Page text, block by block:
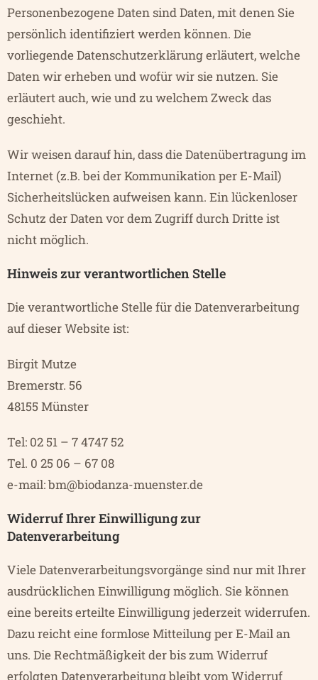
Personenbezogene Daten sind Daten, mit denen Sie
persönlich identifiziert werden können. Die
vorliegende Datenschutzerklärung erläutert, welche
Daten wir erheben und wofür wir sie nutzen. Sie
erläutert auch, wie und zu welchem Zweck das
geschieht.
Wir weisen darauf hin, dass die Datenübertragung im
Internet (z.B. bei der Kommunikation per E-Mail)
Sicherheitslücken aufweisen kann. Ein lückenloser
Schutz der Daten vor dem Zugriff durch Dritte ist
nicht möglich.
Hinweis zur verantwortlichen Stelle
Die verantwortliche Stelle für die Datenverarbeitung
auf dieser Website ist:
Birgit Mutze
Bremerstr. 56
48155 Münster
Tel: 02 51 – 7 4747 52
Tel. 0 25 06 – 67 08
e-mail:bm@biodanza-muenster.de
Widerruf Ihrer Einwilligung zur
Datenverarbeitung
Viele Datenverarbeitungsvorgänge sind nur mit Ihrer
ausdrücklichen Einwilligung möglich. Sie können
eine bereits erteilte Einwilligung jederzeit widerrufen.
Dazu reicht eine formlose Mitteilung per E-Mail an
uns. Die Rechtmäßigkeit der bis zum Widerruf
erfolgten Datenverarbeitung bleibt vom Widerruf